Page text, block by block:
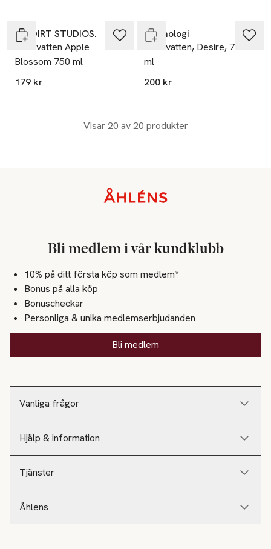
NO DIRT STUDIOS.
Linnevatten Apple
Blossom 750 ml
179 kr
Washologi
Linnevatten, Desire, 750
ml
200 kr
Visar 20 av 20 produkter
Vanliga frågor
Hjälp & information
Tjänster
Åhlens
Bli medlem i vår kundklubb
10% på ditt första köp som medlem*
Bonus på alla köp
Bonuscheckar
Personliga & unika medlemserbjudanden
Bli medlem